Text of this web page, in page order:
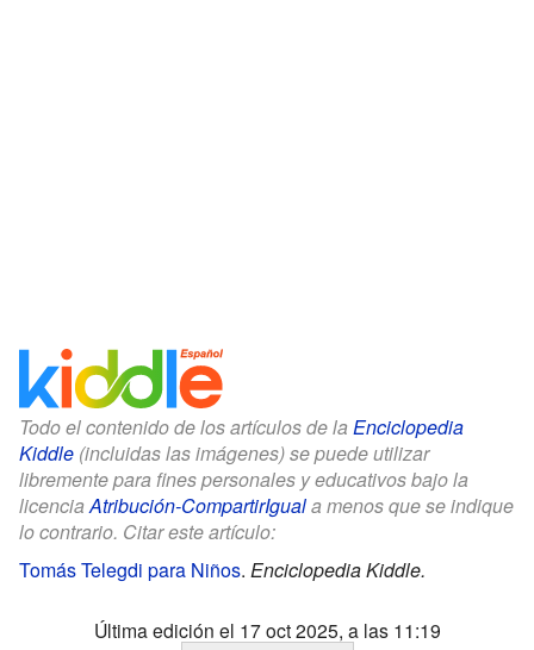
Todo el contenido de los artículos de la Enciclopedia
Kiddle (incluidas las imágenes) se puede utilizar
libremente para fines personales y educativos bajo la
licenciaAtribución-CompartirIguala menos que se indique
lo contrario. Citar este artículo:
Tomás Telegdi para Niños. Enciclopedia Kiddle.
Última edición el 17 oct 2025, a las 11:19